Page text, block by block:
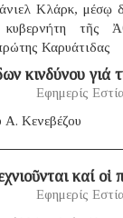
Κλάρκ, μέσῳ
τῆς
Καρυάτιδας
κινδύνου γιά
Εφημερίς
Α. Κενεβέζου
καί οἱ
Εφημερίς